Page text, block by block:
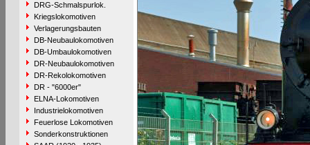
DRG-Schmalspurlok.
Kriegslokomotiven
Verlagerungsbauten
DB-Neubaulokomotiven
DB-Umbaulokomotiven
DR-Neubaulokomotiven
DR-Rekolokomotiven
DR - "6000er"
ELNA-Lokomotiven
Industrielokomotiven
Feuerlose Lokomotiven
Sonderkonstruktionen